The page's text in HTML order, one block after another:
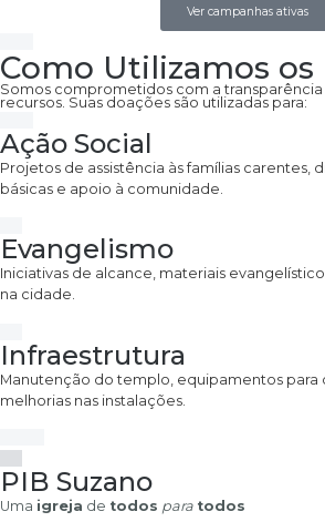
Ver campanhas ativas
Como Utilizamos os
Somos comprometidos com a
recursos. Suas doações são utilizadas para:
Ação Social
Projetos de assistência às famílias carentes,
básicas e apoio à comunidade.
Evangelismo
Iniciativas de alcance, materiais
na cidade.
Infraestrutura
Manutenção do templo, equipamentos para
melhorias nas instalações.
PIB Suzano
Uma igreja de todos para todos